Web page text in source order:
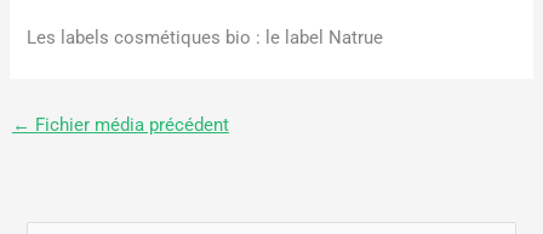
Les labels cosmétiques bio : le label Natrue
← Fichier média précédent